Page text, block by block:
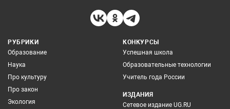
РУБРИКИ
Образование
Наука
Про культуру
Про закон
Экология
КОНКУРСЫ
Успешная школа
Образовательные технологии
Учитель года России
ИЗДАНИЯ
Сетевое издание UG.RU